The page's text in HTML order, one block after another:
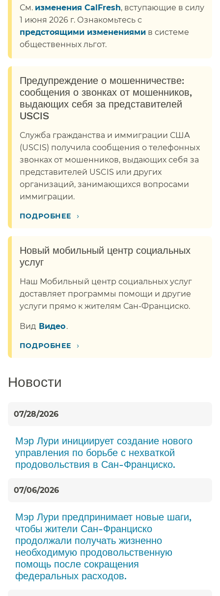
См. изменения CalFresh, вступающие в силу
1 июня 2026 г. Ознакомьтесь с
предстоящими изменениями в системе
общественных льгот.​​
Предупреждение о мошенничестве:
сообщения о звонках от мошенников,
выдающих себя за представителей
USCIS​​
Служба гражданства и иммиграции США
(USCIS) получила сообщения о телефонных
звонках от мошенников, выдающих себя за
представителей USCIS или других
организаций, занимающихся вопросами
иммиграции.​​
ПОДРОБНЕЕ​​ ›
Новый мобильный центр социальных
услуг​​
Наш Мобильный центр социальных услуг
доставляет программы помощи и другие
услуги прямо к жителям Сан-Франциско.​​
Вид​​ Видео​​.
ПОДРОБНЕЕ​​ ›
Новости​​
07/28/2026
Мэр Лури инициирует создание нового
управления по борьбе с нехваткой
продовольствия в Сан-Франциско.​​
07/06/2026
Мэр Лури предпринимает новые шаги,
чтобы жители Сан-Франциско
продолжали получать жизненно
необходимую продовольственную
помощь после сокращения
федеральных расходов.​​